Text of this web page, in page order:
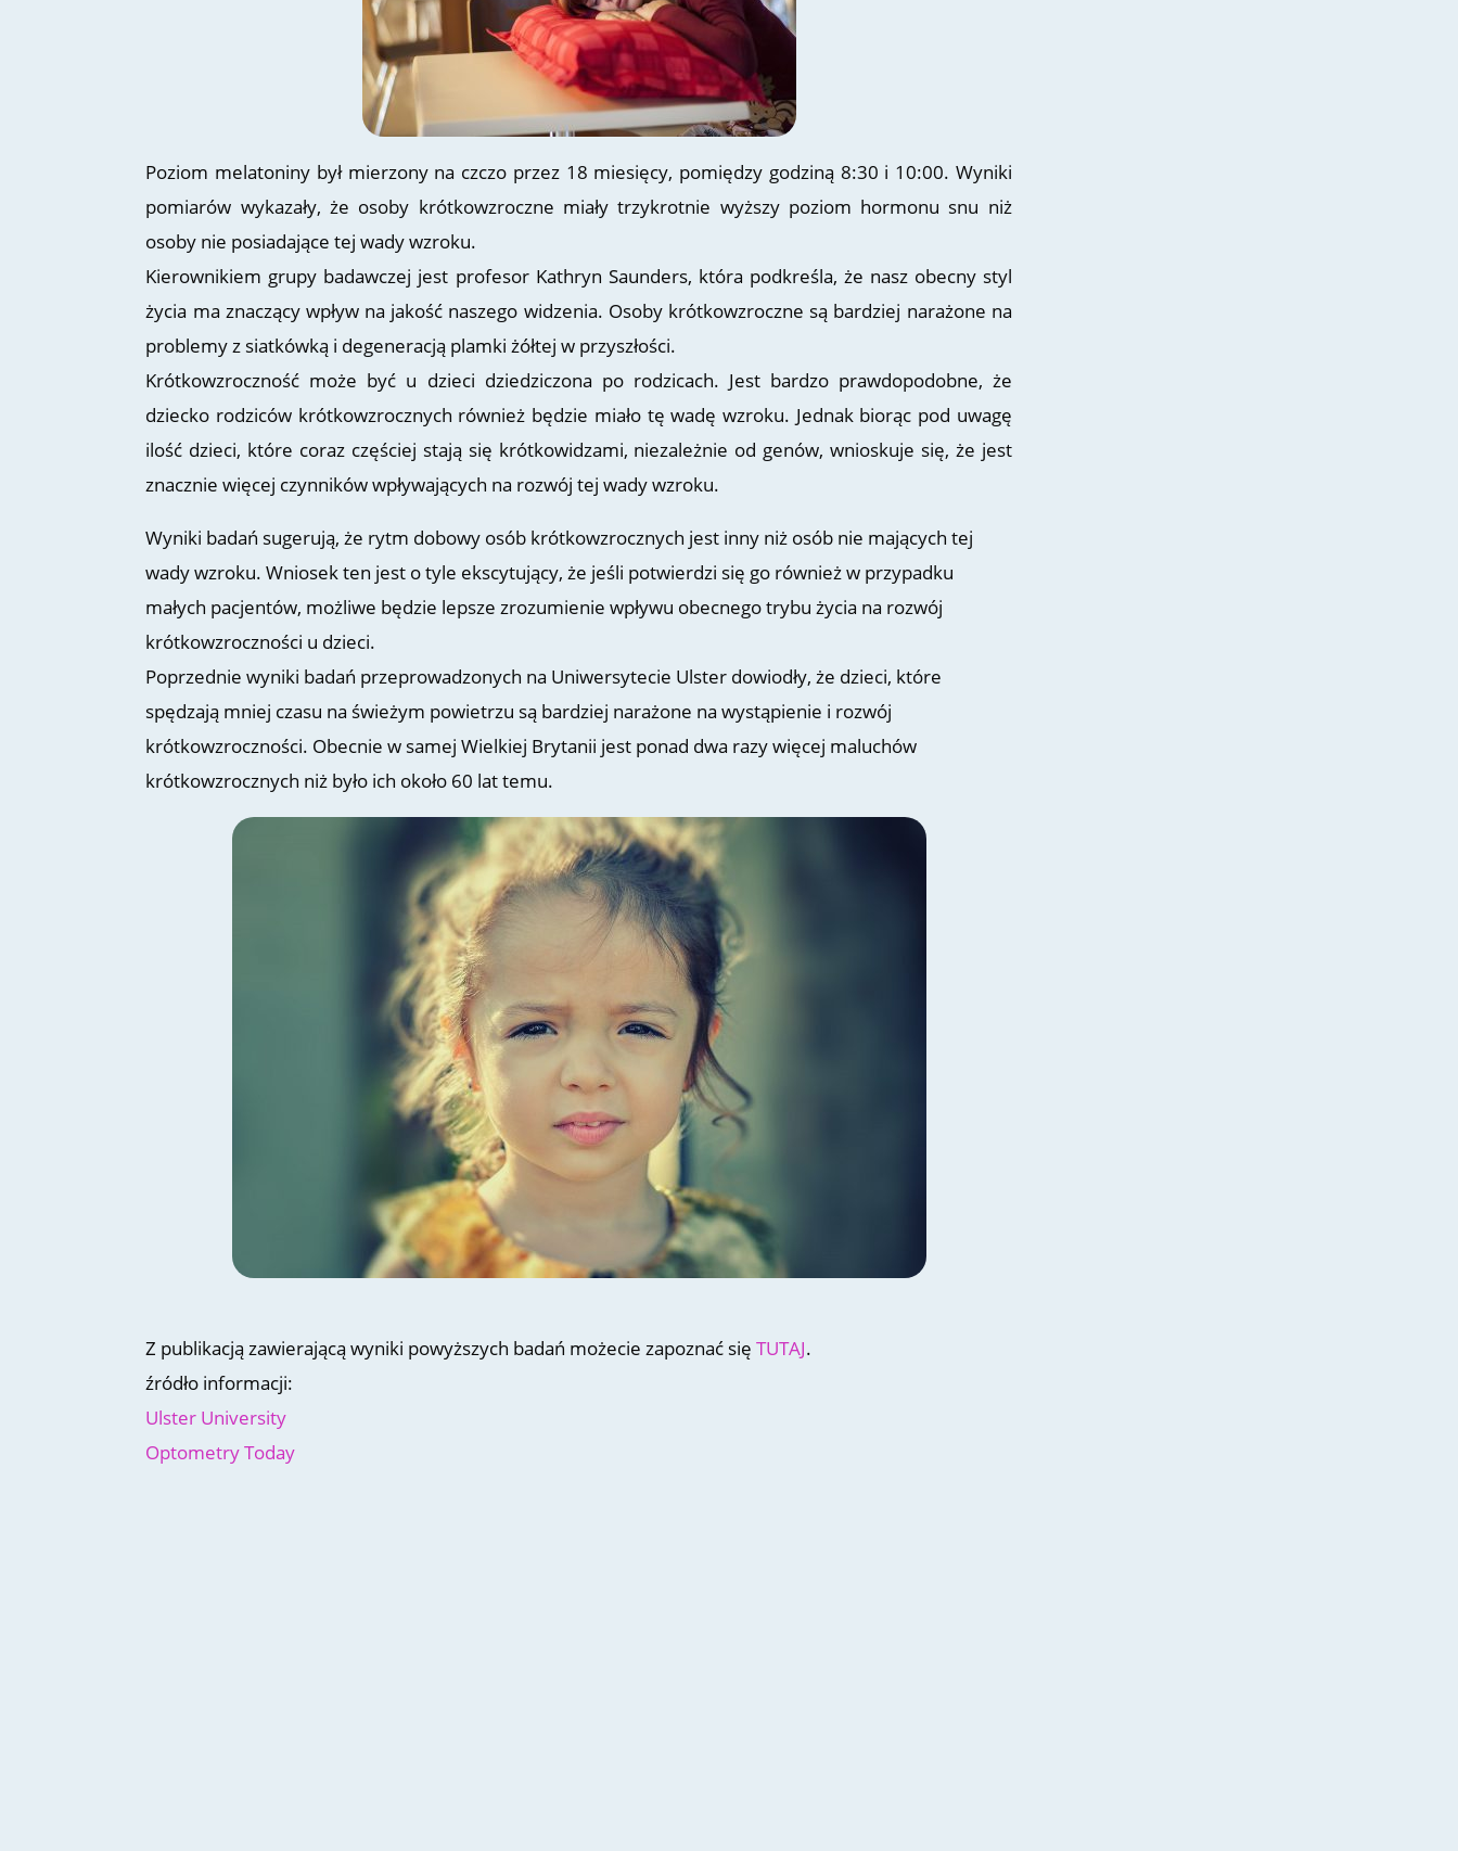
Poziom melatoniny był mierzony na czczo przez 18 miesięcy, pomiędzy godziną 8:30 i 10:00. Wyniki
pomiarów wykazały, że osoby krótkowzroczne miały trzykrotnie wyższy poziom hormonu snu niż
osoby nie posiadające tej wady wzroku.
Kierownikiem grupy badawczej jest profesor Kathryn Saunders, która podkreśla, że nasz obecny styl
życia ma znaczący wpływ na jakość naszego widzenia. Osoby krótkowzroczne są bardziej narażone na
problemy z siatkówką i degeneracją plamki żółtej w przyszłości.
Krótkowzroczność może być u dzieci dziedziczona po rodzicach. Jest bardzo prawdopodobne, że
dziecko rodziców krótkowzrocznych również będzie miało tę wadę wzroku. Jednak biorąc pod uwagę
ilość dzieci, które coraz częściej stają się krótkowidzami, niezależnie od genów, wnioskuje się, że jest
znacznie więcej czynników wpływających na rozwój tej wady wzroku.
Wyniki badań sugerują, że rytm dobowy osób krótkowzrocznych jest inny niż osób nie mających tej
wady wzroku. Wniosek ten jest o tyle ekscytujący, że jeśli potwierdzi się go również w przypadku
małych pacjentów, możliwe będzie lepsze zrozumienie wpływu obecnego trybu życia na rozwój
krótkowzroczności u dzieci.
Poprzednie wyniki badań przeprowadzonych na Uniwersytecie Ulster dowiodły, że dzieci, które
spędzają mniej czasu na świeżym powietrzu są bardziej narażone na wystąpienie i rozwój
krótkowzroczności. Obecnie w samej Wielkiej Brytanii jest ponad dwa razy więcej maluchów
krótkowzrocznych niż było ich około 60 lat temu.
Z publikacją zawierającą wyniki powyższych badań możecie zapoznać sięTUTAJ.
źródło informacji:
Ulster University
Optometry Today